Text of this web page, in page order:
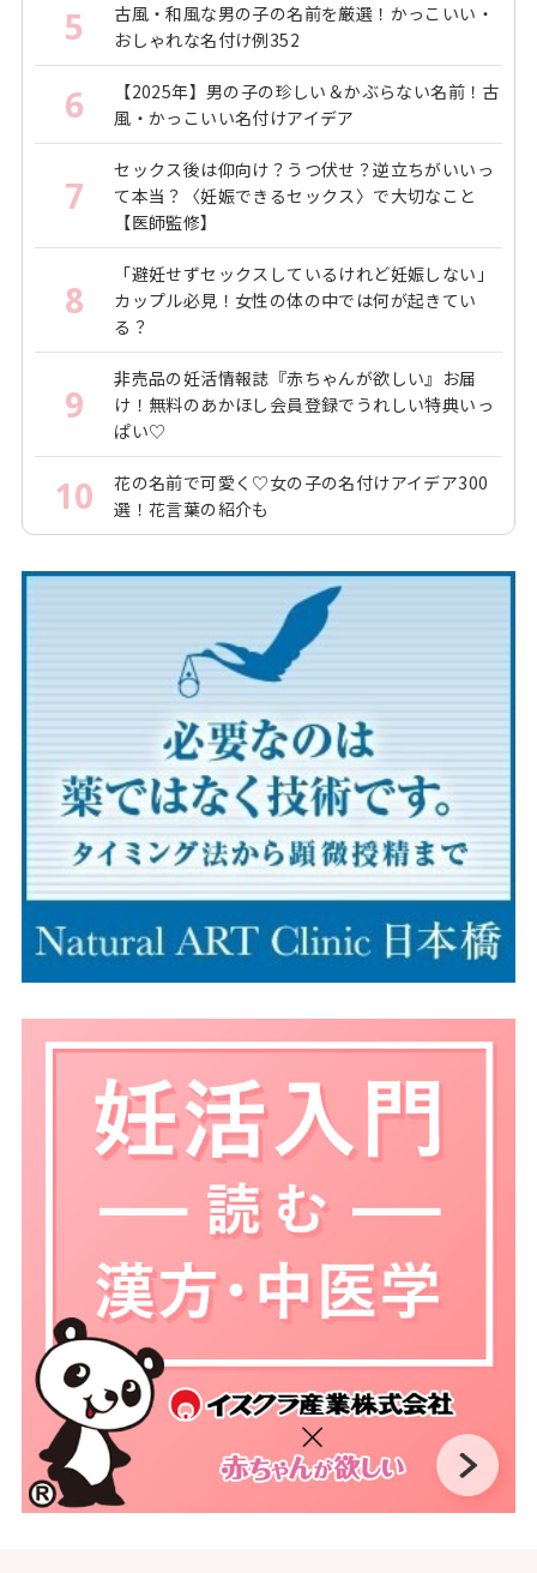
5
古風・和風な男の子の名前を厳選！かっこいい・
おしゃれな名付け例352
6
【2025年】男の子の珍しい＆かぶらない名前！古
風・かっこいい名付けアイデア
7
セックス後は仰向け？うつ伏せ？逆立ちがいいっ
て本当？〈妊娠できるセックス〉で大切なこと
【医師監修】
8
「避妊せずセックスしているけれど妊娠しない」
カップル必見！女性の体の中では何が起きてい
る？
9
非売品の妊活情報誌『赤ちゃんが欲しい』お届
け！無料のあかほし会員登録でうれしい特典いっ
ぱい♡
10
花の名前で可愛く♡女の子の名付けアイデア300
選！花言葉の紹介も